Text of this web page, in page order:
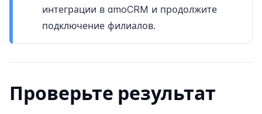
интеграции в amoCRM и продолжите
подключение филиалов.
Проверьте результат